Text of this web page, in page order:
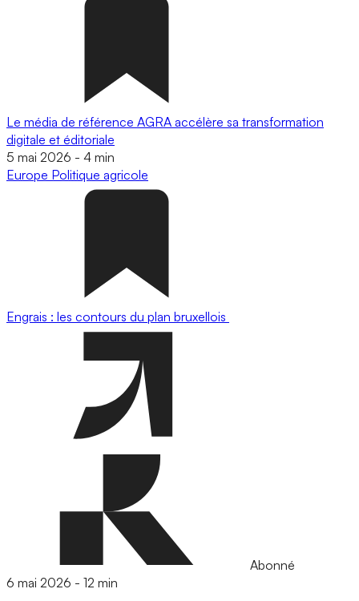
Le média de référence AGRA accélère sa transformation
digitale et éditoriale
5 mai 2026 - 4 min
Europe Politique agricole
Engrais : les contours du plan bruxellois
Abonné
6 mai 2026 - 12 min